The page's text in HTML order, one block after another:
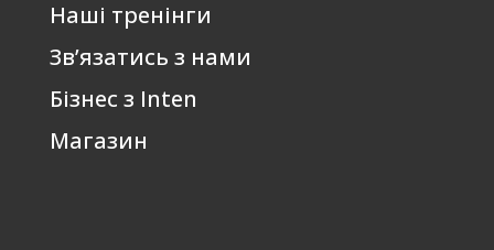
Наші тренінги
Зв’язатись з нами
Бізнес з Inten
Магазин